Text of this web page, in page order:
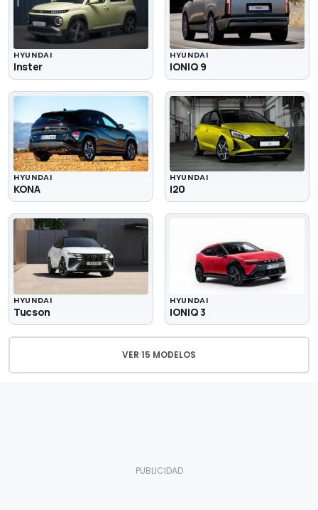
HYUNDAI
Inster
HYUNDAI
IONIQ 9
HYUNDAI
KONA
HYUNDAI
i20
HYUNDAI
Tucson
HYUNDAI
IONIQ 3
VER 15 MODELOS